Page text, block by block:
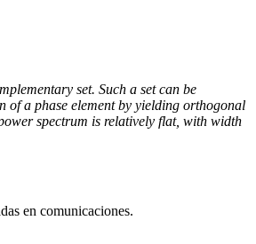
set. Such a set can be
of a phase element by yielding orthogonal
spectrum is relatively flat, with width
en comunicaciones.